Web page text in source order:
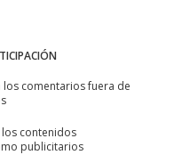
comentarios fuera de
contenidos
publicitarios